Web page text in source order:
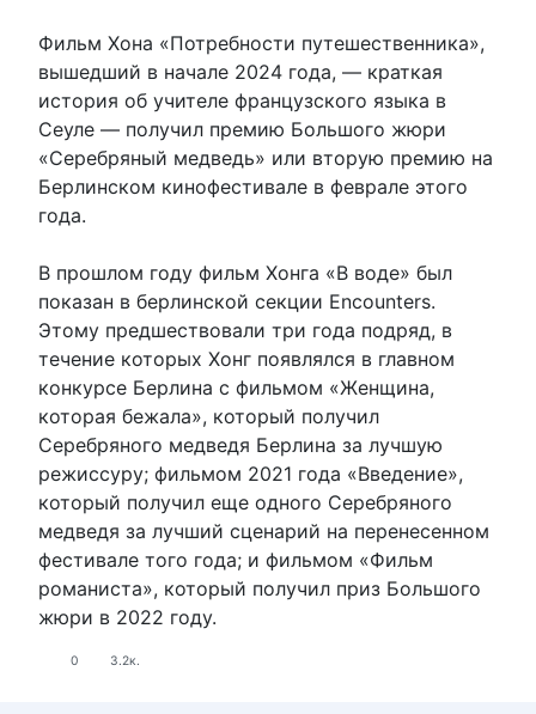
Фильм Хона «Потребности путешественника»,
вышедший в начале 2024 года, — краткая
история об учителе французского языка в
Сеуле — получил премию Большого жюри
«Серебряный медведь» или вторую премию на
Берлинском кинофестивале в феврале этого
года.
В прошлом году фильм Хонга «В воде» был
показан в берлинской секции Encounters.
Этому предшествовали три года подряд, в
течение которых Хонг появлялся в главном
конкурсе Берлина с фильмом «Женщина,
которая бежала», который получил
Серебряного медведя Берлина за лучшую
режиссуру; фильмом 2021 года «Введение»,
который получил еще одного Серебряного
медведя за лучший сценарий на перенесенном
фестивале того года; и фильмом «Фильм
романиста», который получил приз Большого
жюри в 2022 году.
0 3.2к.